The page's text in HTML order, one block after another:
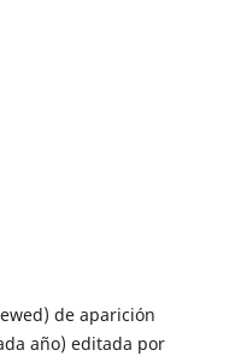
de aparición
año) editada por